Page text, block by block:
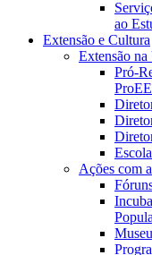
ao
Extensão e Cultura
Extensão
Pró-
Ações com